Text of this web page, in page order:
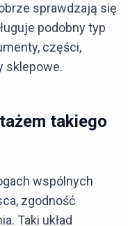
sprawdzają się
podobny typ
części,
sklepowe.
takiego
wspólnych
zgodność
Taki układ